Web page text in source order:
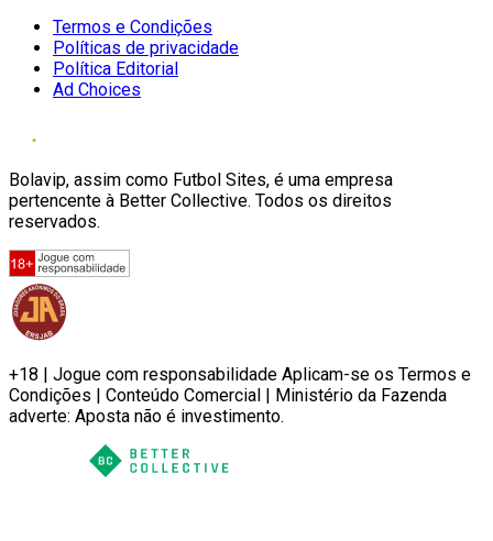
Termos e Condições
Políticas de privacidade
Política Editorial
Ad Choices
Bolavip, assim como Futbol Sites, é uma empresa
pertencente à Better Collective. Todos os direitos
reservados.
+18 | Jogue com responsabilidade Aplicam-se os Termos e
Condições | Conteúdo Comercial | Ministério da Fazenda
adverte: Aposta não é investimento.